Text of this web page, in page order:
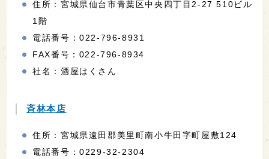
住所：宮城県仙台市青葉区中央四丁目2-27 510ビル
1階
電話番号：022-796-8931
FAX番号：022-796-8934
社名：酒屋はくさん
斉林本店
住所：宮城県遠田郡美里町南小牛田字町屋敷124
電話番号：0229-32-2304